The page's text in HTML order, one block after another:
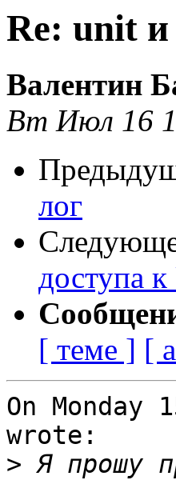
Re: unit и
Валентин
Вт Июл 16
лог
доступа
[ теме ] [
On
wrote:
> Я прошу